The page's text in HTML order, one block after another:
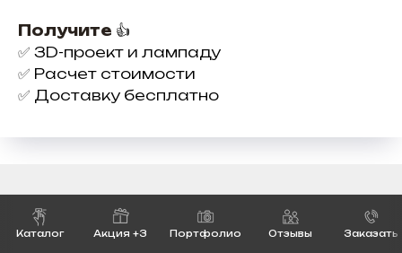
Каталог Акция +3 Портфолио Отзывы Заказать
Получите 👍
✅ 3D-проект и лампаду
✅ Расчет стоимости
✅ Доставку бесплатно
Как сделать заказ